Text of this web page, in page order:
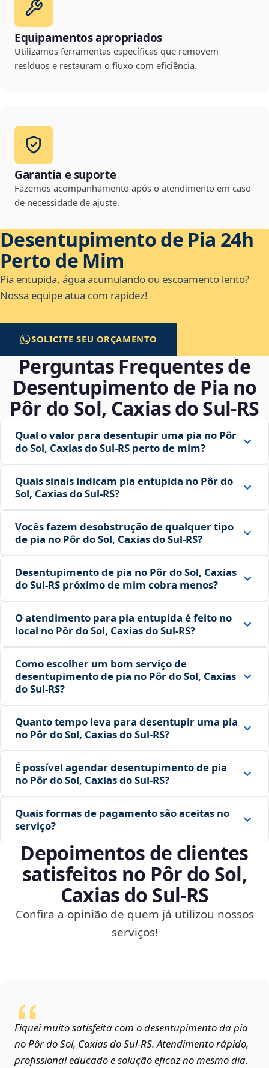
Equipamentos apropriados
Utilizamos ferramentas específicas que removem
resíduos e restauram o fluxo com eficiência.
Garantia e suporte
Fazemos acompanhamento após o atendimento em caso
de necessidade de ajuste.
Desentupimento de Pia 24h
Perto de Mim
Pia entupida, água acumulando ou escoamento lento?
Nossa equipe atua com rapidez!
SOLICITE SEU ORÇAMENTO
Perguntas Frequentes de
Desentupimento de Pia no
Pôr do Sol, Caxias do Sul‑RS
Qual o valor para desentupir uma pia no Pôr
do Sol, Caxias do Sul‑RS perto de mim?
Quais sinais indicam pia entupida no Pôr do
Sol, Caxias do Sul‑RS?
Vocês fazem desobstrução de qualquer tipo
de pia no Pôr do Sol, Caxias do Sul‑RS?
Desentupimento de pia no Pôr do Sol, Caxias
do Sul‑RS próximo de mim cobra menos?
O atendimento para pia entupida é feito no
local no Pôr do Sol, Caxias do Sul‑RS?
Como escolher um bom serviço de
desentupimento de pia no Pôr do Sol, Caxias
do Sul‑RS?
Quanto tempo leva para desentupir uma pia
no Pôr do Sol, Caxias do Sul‑RS?
É possível agendar desentupimento de pia
no Pôr do Sol, Caxias do Sul‑RS?
Quais formas de pagamento são aceitas no
serviço?
Depoimentos de clientes
satisfeitos no Pôr do Sol,
Caxias do Sul‑RS
Confira a opinião de quem já utilizou nossos
serviços!
Fiquei muito satisfeita com o desentupimento da pia
no Pôr do Sol, Caxias do Sul‑RS. Atendimento rápido,
profissional educado e solução eficaz no mesmo dia.